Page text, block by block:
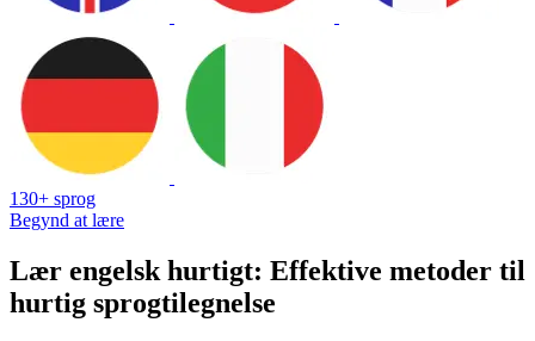
130+ sprog
Begynd at lære
Lær engelsk hurtigt: Effektive metoder til
hurtig sprogtilegnelse